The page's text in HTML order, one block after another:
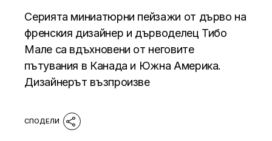
Серията миниатюрни пейзажи от дърво на
френския дизайнер и дърводелец Тибо
Мале са вдъхновени от неговите
пътувания в Канада и Южна Америка.
Дизайнерът възпроизве